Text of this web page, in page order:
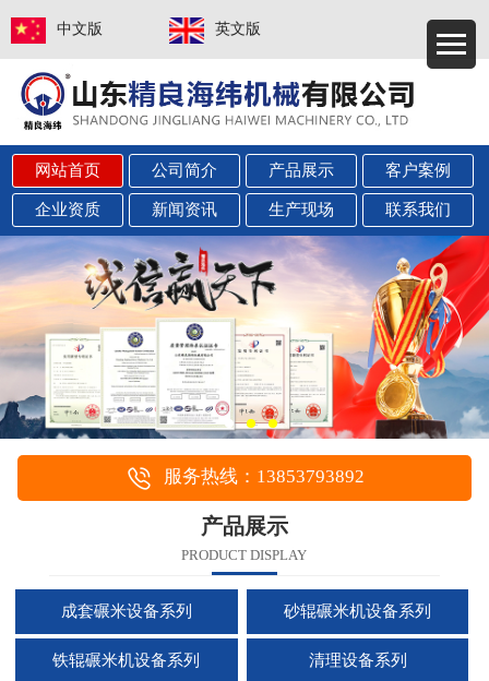
中文版 英文版
网站首页 公司简介 产品展示 客户案例
企业资质 新闻资讯 生产现场 联系我们
服务热线：13853793892
产品展示
PRODUCT DISPLAY
成套碾米设备系列 砂辊碾米机设备系列
铁辊碾米机设备系列 清理设备系列